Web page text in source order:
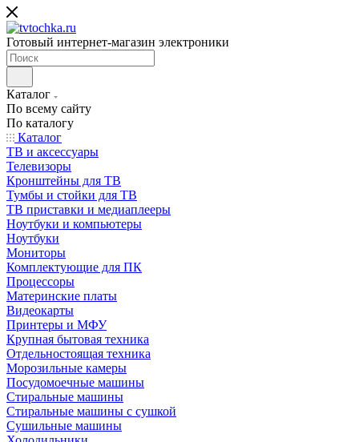
Готовый интернет-магазин электроники
Каталог
По всему сайту
По каталогу
Каталог
ТВ и аксессуары
Телевизоры
Кронштейны для ТВ
Тумбы и стойки для ТВ
ТВ приставки и медиаплееры
Ноутбуки и компьютеры
Ноутбуки
Мониторы
Комплектующие для ПК
Процессоры
Материнские платы
Видеокарты
Принтеры и МФУ
Крупная бытовая техника
Отдельностоящая техника
Морозильные камеры
Посудомоечные машины
Стиральные машины
Стиральные машины с сушкой
Сушильные машины